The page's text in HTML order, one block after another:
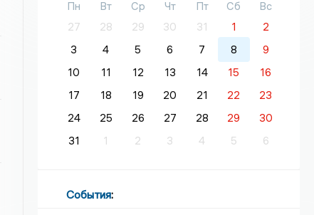
Пн Вт Ср Чт Пт Сб
Вс
27
28 29 30 31 1
2
3
4 5 6 7 8
9
10
11 12 13 14 15
16
17
18 19 20 21 22
23
24
25 26 27 28 29
30
31
1 2 3 4 5 6
События: